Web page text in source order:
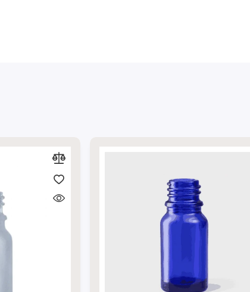
легко відміряти необхідну кількість рідини.
і запобігає розливу.
дизайн, добре підійде до флаконів